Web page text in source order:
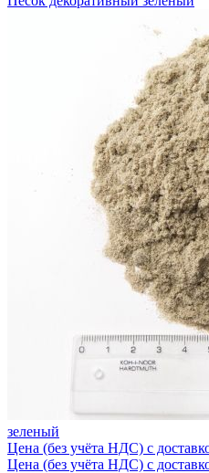
зеленый
Цена (без учёта НДС) с
Цена (без учёта НДС) с